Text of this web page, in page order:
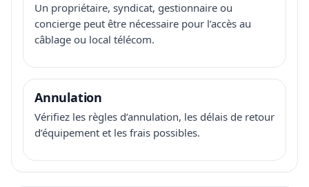
Un propriétaire, syndicat, gestionnaire ou
concierge peut être nécessaire pour l’accès au
câblage ou local télécom.
Annulation
Vérifiez les règles d’annulation, les délais de retour
d’équipement et les frais possibles.